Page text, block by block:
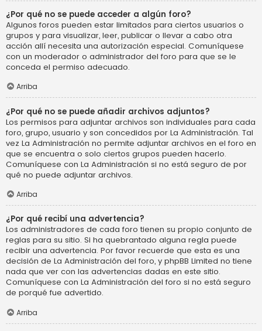
¿Por qué no se puede acceder a algún foro?
Algunos foros pueden estar limitados para ciertos usuarios o
grupos y para visualizar, leer, publicar o llevar a cabo otra
acción allí necesita una autorización especial. Comuníquese
con un moderador o administrador del foro para que se le
conceda el permiso adecuado.
Arriba
¿Por qué no se puede añadir archivos adjuntos?
Los permisos para adjuntar archivos son individuales para cada
foro, grupo, usuario y son concedidos por La Administración. Tal
vez La Administración no permite adjuntar archivos en el foro en
que se encuentra o solo ciertos grupos pueden hacerlo.
Comuníquese con La Administración si no está seguro de por
qué no puede adjuntar archivos.
Arriba
¿Por qué recibí una advertencia?
Los administradores de cada foro tienen su propio conjunto de
reglas para su sitio. Si ha quebrantado alguna regla puede
recibir una advertencia. Por favor recuerde que esta es una
decisión de La Administración del foro, y phpBB Limited no tiene
nada que ver con las advertencias dadas en este sitio.
Comuníquese con La Administración del foro si no está seguro
de porqué fue advertido.
Arriba